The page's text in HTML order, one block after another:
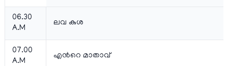
06.30
A.M
ലവ കുശ
07.00
A.M
എന്‍റെ മാതാവ്